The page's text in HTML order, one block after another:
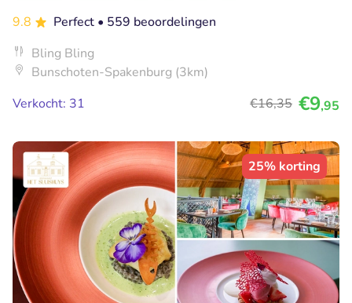
9.8
Perfect • 559 beoordelingen
Bling Bling
Bunschoten-Spakenburg (3km)
Verkocht: 31
€16,35 €9,95
25% korting